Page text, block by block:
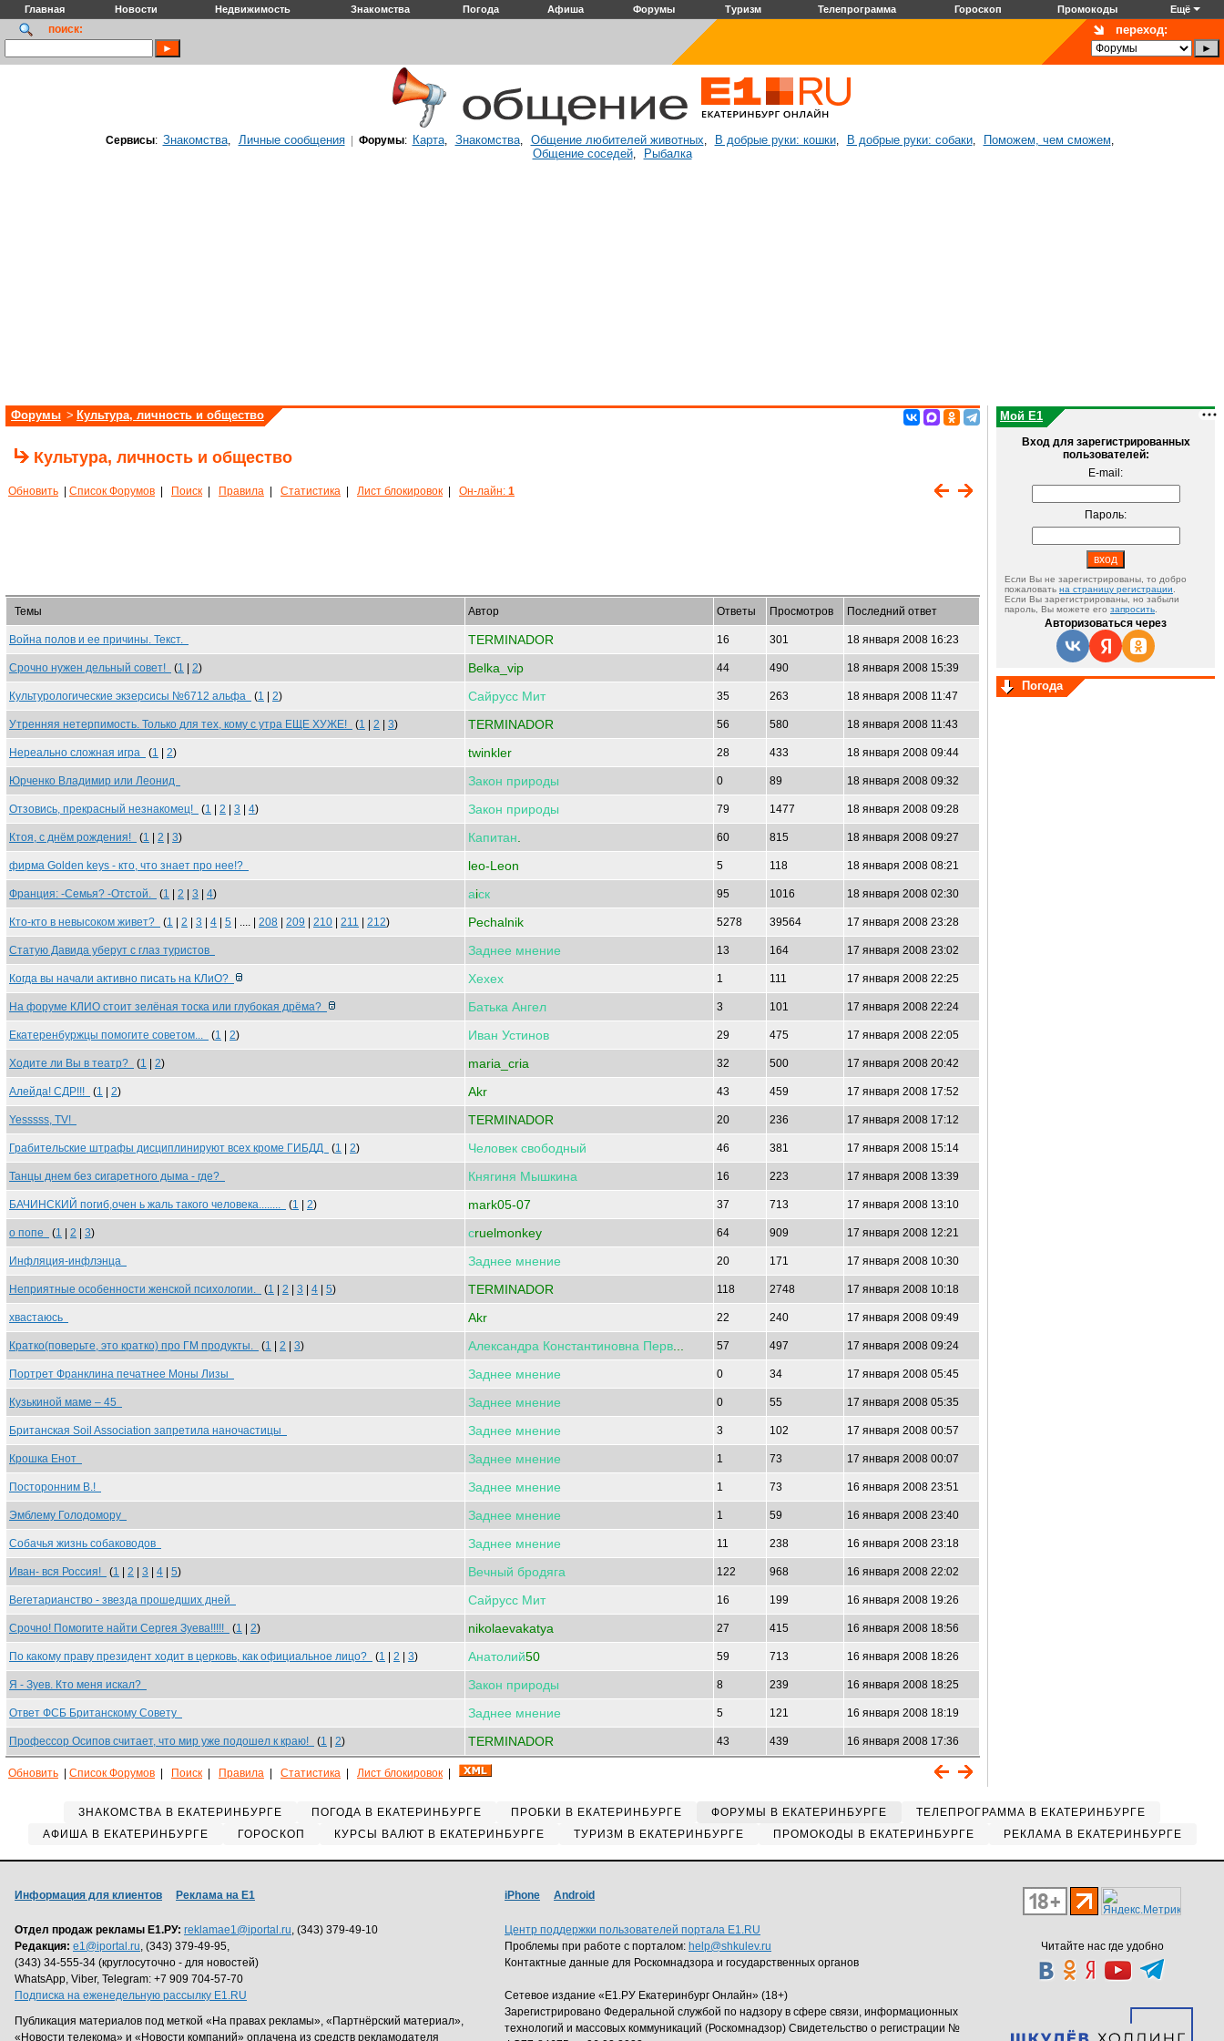
Главная Новости Недвижимость Знакомства Погода Афиша Форумы Туризм Телепрограмма Гороскоп Промокоды Ещё
поиск: переход:
Сервисы: Знакомства, Личные сообщения| Форумы: Карта, Знакомства, Общение любителей животных, В добрые руки: кошки, В добрые руки: собаки, Поможем, чем сможем,
Общение соседей, Рыбалка
Форумы > Культура, личность и общество
Культура, личность и общество
Обновить Список Форумов Поиск Правила Статистика Лист блокировок Он-лайн: 1
Темы Автор Ответы Просмотров Последний ответ
Война полов и ее причины. Текст. TERMINADOR 16 301 18 января 2008 16:23
Срочно нужен дельный совет! (1 2) Belka_vip 44 490 18 января 2008 15:39
Культурологические экзерсисы №6712 альфа (1 2) Сайрусс Мит 35 263 18 января 2008 11:47
Утренняя нетерпимость. Только для тех, кому с утра ЕЩЕ ХУЖЕ! (1 2 3) TERMINADOR 56 580 18 января 2008 11:43
Нереально сложная игра (1 2) twinkler 28 433 18 января 2008 09:44
Юрченко Владимир или Леонид Закон природы 0 89 18 января 2008 09:32
Отзовись, прекрасный незнакомец! (1 2 3 4) Закон природы 79 1477 18 января 2008 09:28
Ктоя, с днём рождения! (1 2 3) Капитан 60 815 18 января 2008 09:27
фирма Golden keys - кто, что знает про нее!? leo-Leon 5 118 18 января 2008 08:21
Франция: -Семья? -Отстой. (1 2 3 4) аiск 95 1016 18 января 2008 02:30
Кто-кто в невысоком живет? (1 2 3 4 5 | .... | 208 209 210 211 212) Pechalnik 5278 39564 17 января 2008 23:28
Статую Давида уберут с глаз туристов Заднее мнение 13 164 17 января 2008 23:02
Когда вы начали активно писать на КЛиО? Хехех 1 111 17 января 2008 22:25
На форуме КЛИО стоит зелёная тоска или глубокая дрёма? Батька Ангел 3 101 17 января 2008 22:24
Екатеренбуржцы помогите советом... (1 2) Иван Устинов 29 475 17 января 2008 22:05
Ходите ли Вы в театр? (1 2) maria_cria 32 500 17 января 2008 20:42
Алейда! СДР!!! (1 2) Akr 43 459 17 января 2008 17:52
Yesssss, TV! TERMINADOR 20 236 17 января 2008 17:12
Грабительские штрафы дисциплинируют всех кроме ГИБДД (1 2) Человек свободный 46 381 17 января 2008 15:14
Танцы днем без сигаретного дыма - где? Княгиня Мышкина 16 223 17 января 2008 13:39
БАЧИНСКИЙ погиб,очен ь жаль такого человека........ (1 2) mark05-07 37 713 17 января 2008 13:10
о попе (1 2 3) сruelmonkey 64 909 17 января 2008 12:21
Инфляция-инфлэнца Заднее мнение 20 171 17 января 2008 10:30
Неприятные особенности женской психологии. (1 2 3 4 5) TERMINADOR 118 2748 17 января 2008 10:18
хвастаюсь Akr 22 240 17 января 2008 09:49
Кратко(поверьте, это кратко) про ГМ продукты. (1 2 3) Александра Константиновна Перв 57 497 17 января 2008 09:24
Портрет Франклина печатнее Моны Лизы Заднее мнение 0 34 17 января 2008 05:45
Кузькиной маме – 45 Заднее мнение 0 55 17 января 2008 05:35
Британская Soil Association запретила наночастицы Заднее мнение 3 102 17 января 2008 00:57
Крошка Енот Заднее мнение 1 73 17 января 2008 00:07
Посторонним В.! Заднее мнение 1 73 16 января 2008 23:51
Эмблему Голодомору Заднее мнение 1 59 16 января 2008 23:40
Собачья жизнь собаководов Заднее мнение 11 238 16 января 2008 23:18
Иван- вся Россия! (1 2 3 4 5) Вечный бродяга 122 968 16 января 2008 22:02
Вегетарианство - звезда прошедших дней Сайрусс Мит 16 199 16 января 2008 19:26
Срочно! Помогите найти Сергея Зуева!!!!! (1 2) nikolaevakatya 27 415 16 января 2008 18:56
По какому праву президент ходит в церковь, как официальное лицо? (1 2 3) Анатолий50 59 713 16 января 2008 18:26
Я - Зуев. Кто меня искал? Закон природы 8 239 16 января 2008 18:25
Ответ ФСБ Британскому Совету Заднее мнение 5 121 16 января 2008 18:19
Профессор Осипов считает, что мир уже подошел к краю! (1 2) TERMINADOR 43 439 16 января 2008 17:36
Обновить Список Форумов Поиск Правила Статистика Лист блокировок
Мой E1
Вход для зарегистрированных
пользователей:
E-mail:
Пароль:
Если Вы не зарегистрированы, то добро
пожаловать на страницу регистрации
Если Вы зарегистрированы, но забыли
пароль, Вы можете его запросить
Авторизоваться через
Погода
ЗНАКОМСТВА В ЕКАТЕРИНБУРГЕ ПОГОДА В ЕКАТЕРИНБУРГЕ ПРОБКИ В ЕКАТЕРИНБУРГЕ ФОРУМЫ В ЕКАТЕРИНБУРГЕ
ТЕЛЕПРОГРАММА В ЕКАТЕРИНБУРГЕ
АФИША В ЕКАТЕРИНБУРГЕ
ГОРОСКОП КУРСЫ ВАЛЮТ В ЕКАТЕРИНБУРГЕ ТУРИЗМ В ЕКАТЕРИНБУРГЕ ПРОМОКОДЫ В ЕКАТЕРИНБУРГЕ РЕКЛАМА В ЕКАТЕРИНБУРГЕ
Читайте нас где удобно
Информация для клиентов Реклама на Е1
Отдел продаж рекламы Е1.РУ: reklamae1@iportal.ru, (343) 379-49-10
Редакция: e1@iportal.ru, (343) 379-49-95,
(343) 34-555-34 (круглосуточно - для новостей)
WhatsApp, Viber, Telegram: +7 909 704-57-70
Подписка на еженедельную рассылку E1.RU
Публикация материалов под меткой «На правах рекламы», «Партнёрский материал»,
«Новости телекома» и «Новости компаний» оплачена из средств рекламодателя
iPhone Android
Центр поддержки пользователей портала E1.RU
Проблемы при работе с порталом: help@shkulev.ru
Контактные данные для Роскомнадзора и государственных органов
Сетевое издание «Е1.РУ Екатеринбург Онлайн» (18+)
Зарегистрировано Федеральной службой по надзору в сфере связи, информационных
технологий и массовых коммуникаций (Роскомнадзор) Свидетельство о регистрации №